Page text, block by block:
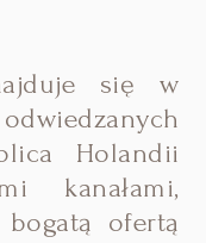
się w
Holandii
kanałami,
ofertą